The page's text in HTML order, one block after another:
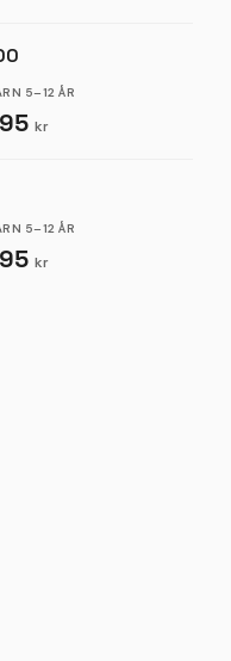
5–12 ÅR
kr
5–12 ÅR
kr